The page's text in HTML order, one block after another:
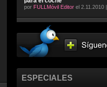
por FULLMóvil Editor el 2.11.2010 |
ESPECIALES